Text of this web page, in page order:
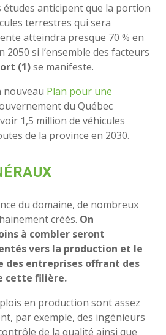
anticipentque la portion
terrestres qui sera
atteindra presque 70 % en
2050 si l’ensemble des facteurs
(1)se manifeste.
nouveau Plan pour une
du Québec
1,5 million de véhicules
de la province en 2030.
du domaine, de nombreux
créés. On
à combler seront
vers la production et le
des entreprises offrant des
cette filière.
en production sont assez
par exemple, des ingénieurs
de la qualité ainsi que